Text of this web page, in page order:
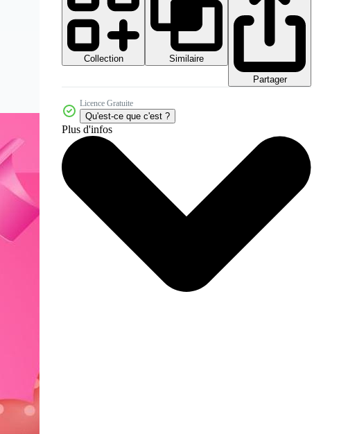
Collection
Similaire
Partager
Licence Gratuite
Qu'est-ce que c'est ?
Plus d'infos